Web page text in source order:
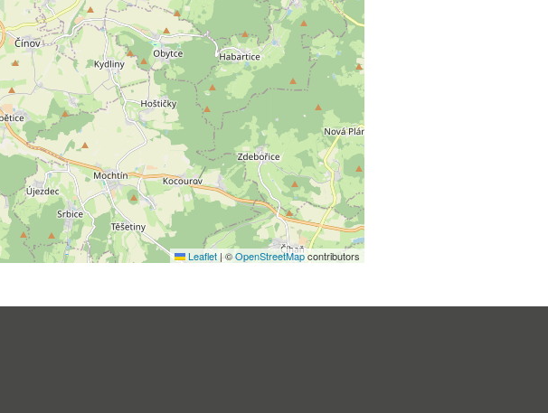
Leaflet |©OpenStreetMapcontributors